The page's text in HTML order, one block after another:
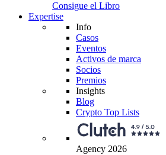
Consigue el Libro
Expertise
Info
Casos
Eventos
Activos de marca
Socios
Premios
Insights
Blog
Crypto Top Lists
Agency 2026